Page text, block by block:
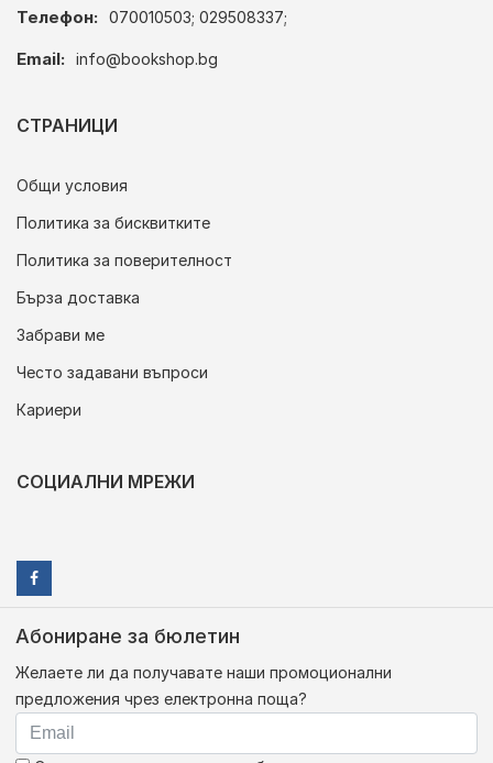
Телефон: 070010503; 029508337;
Email: info@bookshop.bg
СТРАНИЦИ
Общи условия
Политика за бисквитките
Политика за поверителност
Бърза доставка
Забрави ме
Често задавани въпроси
Кариери
СОЦИАЛНИ МРЕЖИ
Абониране за бюлетин
Желаете ли да получавате наши промоционални
предложения чрез електронна поща?